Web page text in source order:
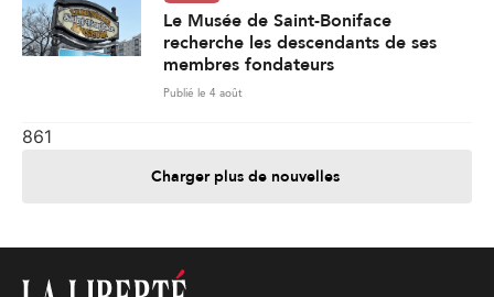
Le Musée de Saint-Boniface
recherche les descendants de ses
membres fondateurs
Publié le 4 août
861
Charger plus de nouvelles